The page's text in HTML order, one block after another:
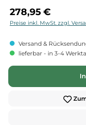
Regulärer Preis:
278,95 €
Preise inkl. MwSt. zzgl.
Versand &
lieferbar - in 3-4